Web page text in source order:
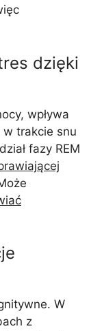
dzięki
wpływa
w trakcie snu
fazy REM
W
z